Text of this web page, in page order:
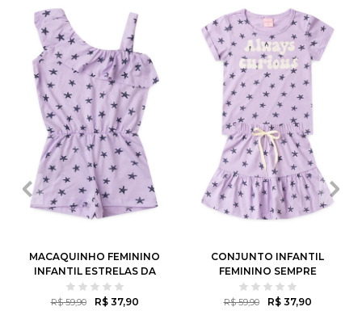
3 4 6 8 10
12
MACAQUINHO FEMININO
INFANTIL ESTRELAS DA
MARESIA
R$ 59,90 R$ 37,90
2 3 4 6 8
10 12
CONJUNTO INFANTIL
FEMININO SEMPRE
CURIOSA
R$ 59,90 R$ 37,90